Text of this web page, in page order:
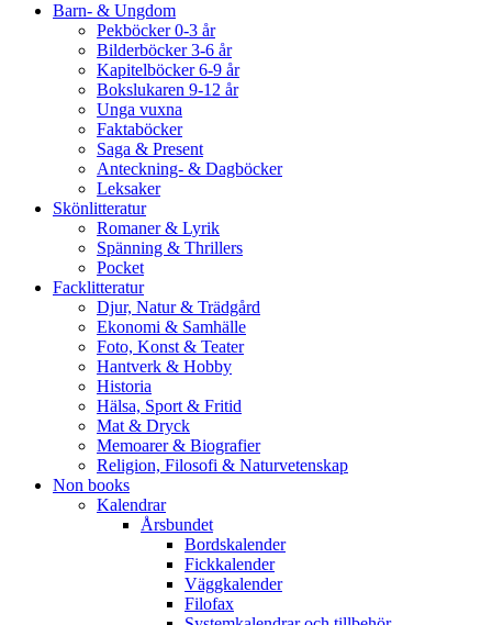
Barn- & Ungdom
Pekböcker 0-3 år
Bilderböcker 3-6 år
Kapitelböcker 6-9 år
Bokslukaren 9-12 år
Unga vuxna
Faktaböcker
Saga & Present
Anteckning- & Dagböcker
Leksaker
Skönlitteratur
Romaner & Lyrik
Spänning & Thrillers
Pocket
Facklitteratur
Djur, Natur & Trädgård
Ekonomi & Samhälle
Foto, Konst & Teater
Hantverk & Hobby
Historia
Hälsa, Sport & Fritid
Mat & Dryck
Memoarer & Biografier
Religion, Filosofi & Naturvetenskap
Non books
Kalendrar
Årsbundet
Bordskalender
Fickkalender
Väggkalender
Filofax